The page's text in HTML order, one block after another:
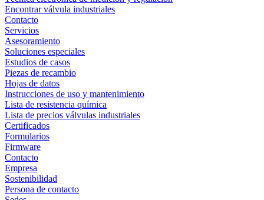
Encontrar válvula industriales
Contacto
Servicios
Asesoramiento
Soluciones especiales
Estudios de casos
Piezas de recambio
Hojas de datos
Instrucciones de uso y mantenimiento
Lista de resistencia química
Lista de precios válvulas industriales
Certificados
Formularios
Firmware
Contacto
Empresa
Sostenibilidad
Persona de contacto